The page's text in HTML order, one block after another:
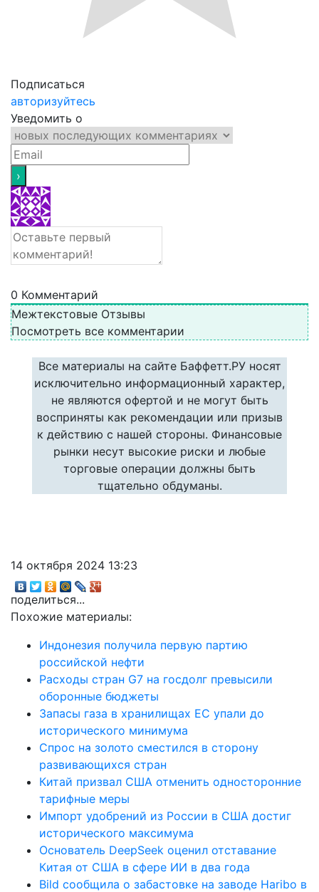
Подписаться
авторизуйтесь
Уведомить о
0 Комментарий
Межтекстовые Отзывы
Посмотреть все комментарии
Все материалы на сайте Баффетт.РУ носят
исключительно информационный характер,
не являются офертой и не могут быть
восприняты как рекомендации или призыв
к действию с нашей стороны. Финансовые
рынки несут высокие риски и любые
торговые операции должны быть
тщательно обдуманы.
14 октября 2024 13:23
поделиться...
Похожие материалы:
Индонезия получила первую партию
российской нефти
Расходы стран G7 на госдолг превысили
оборонные бюджеты
Запасы газа в хранилищах ЕС упали до
исторического минимума
Спрос на золото сместился в сторону
развивающихся стран
Китай призвал США отменить односторонние
тарифные меры
Импорт удобрений из России в США достиг
исторического максимума
Основатель DeepSeek оценил отставание
Китая от США в сфере ИИ в два года
Bild сообщила о забастовке на заводе Haribo в